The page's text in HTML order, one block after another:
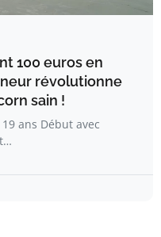
100 euros en
révolutionne
sain !
ans Début avec